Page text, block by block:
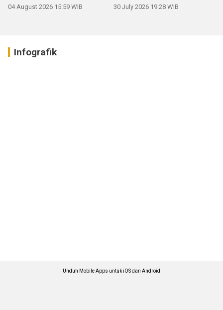
04 August 2026 15:59 WIB 30 July 2026 19:28 WIB
Infografik
Unduh Mobile Apps untuk iOS dan Android